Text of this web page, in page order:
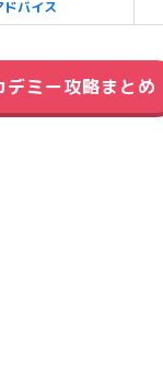
ドバイス
ミー攻略まとめ